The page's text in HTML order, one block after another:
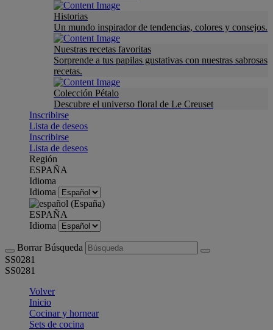
Historias
Un mundo inspirador de tendencias, colores y consejos.
Nuestras recetas favoritas
Sorprende a tus papilas gustativas con nuestras sabrosas
recetas.
Colección Pétalo
Descubre el universo floral de Le Creuset
Inscribirse
Lista de deseos
Inscribirse
Lista de deseos
Región
ESPAÑA
Idioma
Idioma
ESPAÑA
Idioma
Borrar Búsqueda
SS0281
SS0281
Volver
Inicio
Cocinar y hornear
Sets de cocina